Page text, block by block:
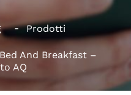
Prodotti
And Breakfast –
AQ